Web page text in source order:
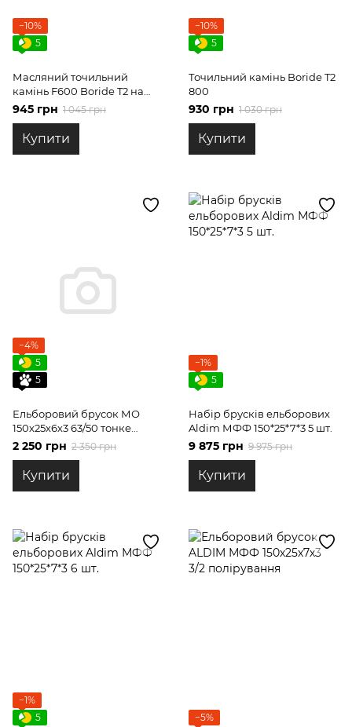
−10%
5
Масляний точильний
камінь F600 Boride T2 на
бланку
945 грн 1 045 грн
Купити
−10%
5
Точильний камінь Boride T2
800
930 грн 1 030 грн
Купити
−4%
5
5
Ельборовий брусок МО
150х25х6х3 63/50 тонке
шліфування
2 250 грн 2 350 грн
Купити
−1%
5
Набір брусків ельборових
Aldim МФФ 150*25*7*3 5 шт.
9 875 грн 9 975 грн
Купити
−1%
5
−5%